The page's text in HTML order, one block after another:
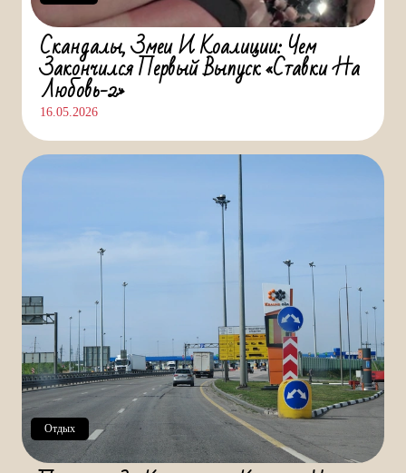
Скандалы, Змеи И Коалиции: Чем
Закончился Первый Выпуск «Ставки На
Любовь-2»
16.05.2026
Отдых